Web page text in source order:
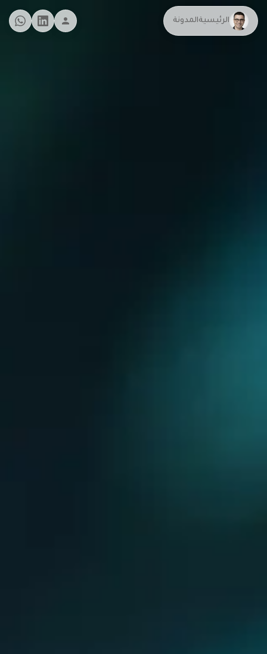
الرئيسيةالمدونة